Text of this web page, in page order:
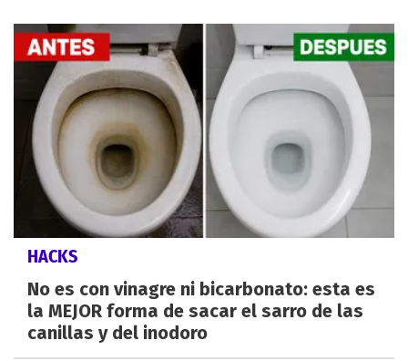
HACKS
No es con vinagre ni bicarbonato: esta es
la MEJOR forma de sacar el sarro de las
canillas y del inodoro